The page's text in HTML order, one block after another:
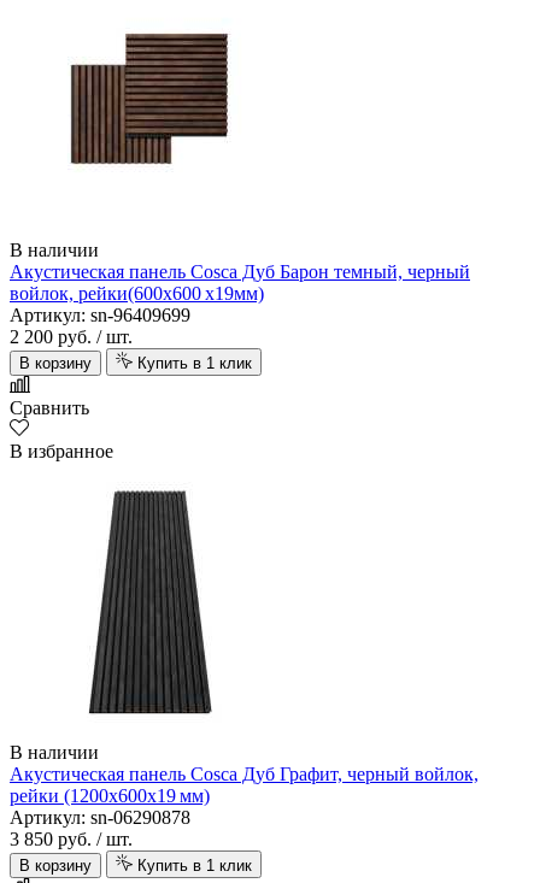
В наличии
Акустическая панель Cosca Дуб Барон темный, черный
войлок, рейки(600х600 х19мм)
Артикул: sn-96409699
2 200 руб. / шт.
В корзину Купить в 1 клик
Сравнить
В избранное
В наличии
Акустическая панель Cosca Дуб Графит, черный войлок,
рейки (1200х600х19 мм)
Артикул: sn-06290878
3 850 руб. / шт.
В корзину Купить в 1 клик